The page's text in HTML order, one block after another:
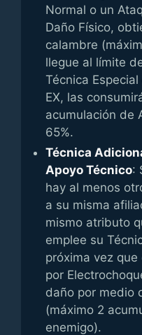
Normal o un
Daño Físico,
calambre
llegue al límite
Técnica
EX, las
acumulación de
65%.
Técnica
Apoyo Técnico:
hay al menos
a su misma
mismo atributo
emplee su
próxima vez
por
daño por medio
(máximo 2
enemigo).